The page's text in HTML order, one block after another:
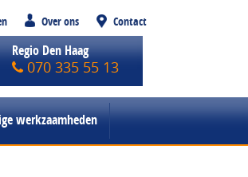
Over ons Contact
Regio Den Haag
070 335 55 13
werkzaamheden